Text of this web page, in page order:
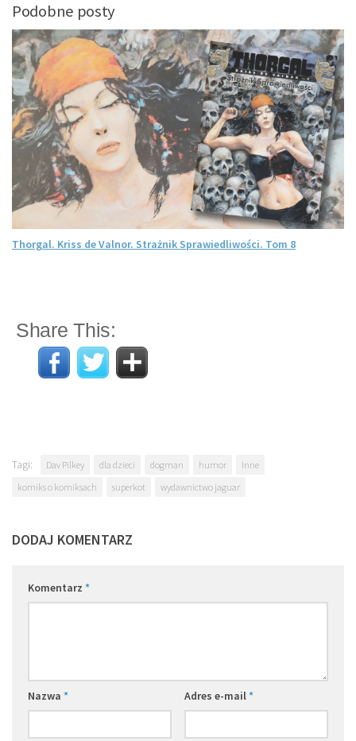
Podobne posty
Thorgal. Kriss de Valnor. Strażnik Sprawiedliwości. Tom 8
Share This:
Tagi: Dav Pilkey dla dzieci dogman humor
Inne
komiks o komiksach
superkot wydawnictwo jaguar
DODAJ KOMENTARZ
Komentarz *
Nazwa * Adres e-mail *